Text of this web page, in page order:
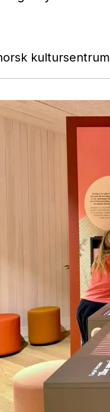
kultursentrum